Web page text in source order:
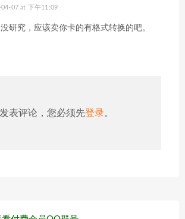
04-07 at 下午11:09
研究，应该卖你卡的有格式转换的吧。
表评论，您必须先登录。